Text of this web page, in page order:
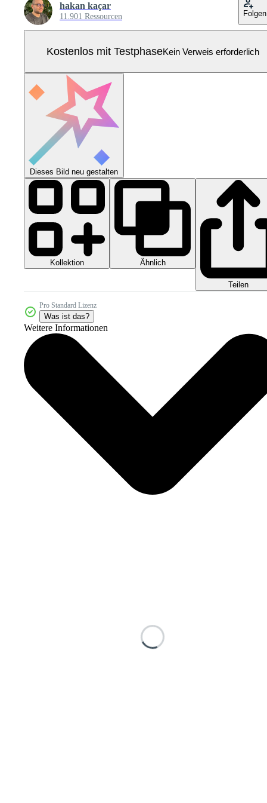
hakan kaçar
11.901 Ressourcen Folgen
Kostenlos mit TestphaseKein Verweis erforderlich
Dieses Bild neu gestalten
Kollektion Ähnlich
Teilen
Pro Standard Lizenz
Was ist das?
Weitere Informationen